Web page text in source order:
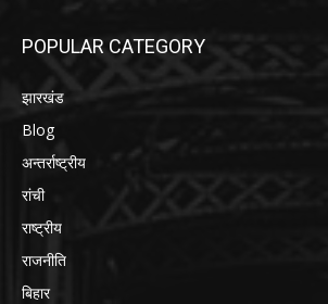
POPULAR CATEGORY
झारखंड
Blog
अन्तर्राष्ट्रीय
रांची
राष्ट्रीय
राजनीति
बिहार